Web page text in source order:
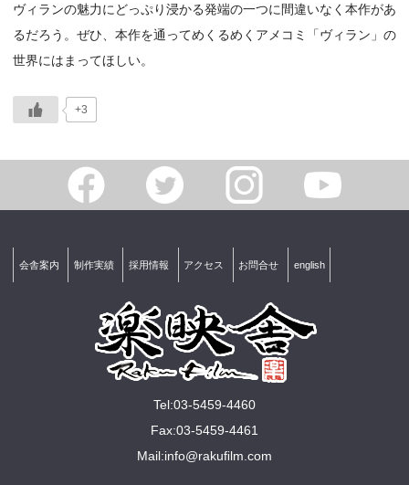
ヴィランの魅力にどっぷり浸かる発端の一つに間違いなく本作があ
るだろう。ぜひ、本作を通ってめくるめくアメコミ「ヴィラン」の
世界にはまってほしい。
+3
会舎案内 制作実績 採用情報 アクセス お問合せ english
Tel:03-5459-4460
Fax:03-5459-4461
Mail:info@rakuﬁlm.com